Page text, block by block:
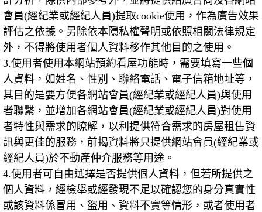
會員(經紀業或經紀人員)提取cookie使用，作為廣告效果
評估之依據。另除依本隱私權聲明或依照相關法律規定
外，不得將使用者個人資料移作其他目的之使用。
3.使用者使用本網站預約看屋功能時，需要填寫一些個
人資料，如姓名、性別、聯絡電話、電子信箱地址等，
其目的是要方便各網站會員(經紀業或經紀人員)與使用
者聯繫，並增加各網站會員(經紀業或經紀人員)對使用
者特性與需求的瞭解，以利提供符合需求的房屋租售資
訊與更佳的服務，前揭資料將只提供網站會員(經紀業或
經紀人員)於不動產仲介服務等用途。
4.使用者可自由選擇是否提供個人資料，但若所提供之
個人資料，經檢舉或經發現不足以確認您的身分真實性
或該資料係冒用、盜用、資料不實等情形，或者使用者